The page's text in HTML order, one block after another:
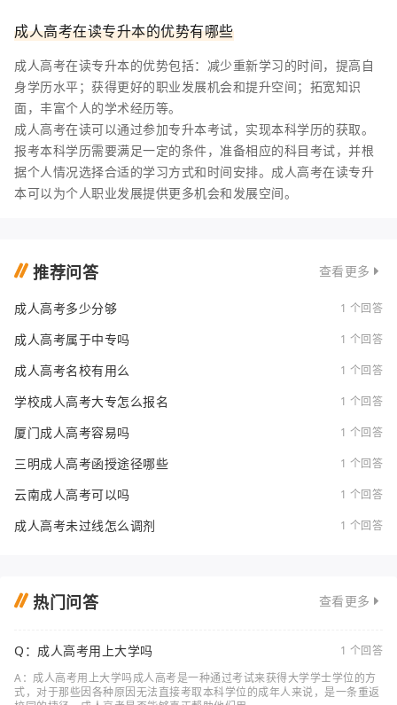
成人高考在读专升本的优势有哪些
成人高考在读专升本的优势包括：减少重新学习的时间，提高自
身学历水平；获得更好的职业发展机会和提升空间；拓宽知识
面，丰富个人的学术经历等。
成人高考在读可以通过参加专升本考试，实现本科学历的获取。
报考本科学历需要满足一定的条件，准备相应的科目考试，并根
据个人情况选择合适的学习方式和时间安排。成人高考在读专升
本可以为个人职业发展提供更多机会和发展空间。
推荐问答 查看更多
成人高考多少分够 1 个回答
成人高考属于中专吗 1 个回答
成人高考名校有用么 1 个回答
学校成人高考大专怎么报名 1 个回答
厦门成人高考容易吗 1 个回答
三明成人高考函授途径哪些 1 个回答
云南成人高考可以吗 1 个回答
成人高考未过线怎么调剂 1 个回答
热门问答 查看更多
Q：成人高考用上大学吗
1 个回答
A：成人高考用上大学吗成人高考是一种通过考试来获得大学学士学位的方
式，对于那些因各种原因无法直接考取本科学位的成年人来说，是一条重返